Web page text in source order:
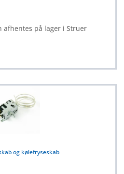
afhentes på lager i Struer
og kølefryseskab